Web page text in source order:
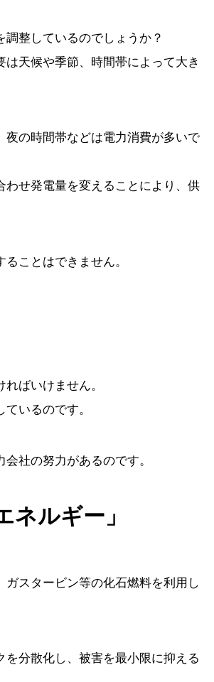
整しているのでしょうか？
天候や季節、時間帯によって大き
の時間帯などは電力消費が多いで
せ発電量を変えることにより、供
ことはできません。
ばいけません。
いるのです。
社の努力があるのです。
ルギー」
スタービン等の化石燃料を利用し
分散化し、被害を最小限に抑える